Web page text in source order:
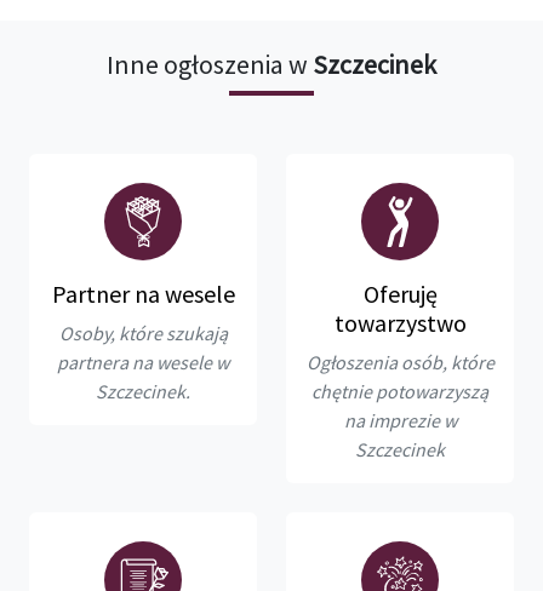
Inne ogłoszenia w Szczecinek
Partner na wesele
Osoby, które szukają
partnera na wesele w
Szczecinek.
Oferuję
towarzystwo
Ogłoszenia osób, które
chętnie potowarzyszą
na imprezie w
Szczecinek